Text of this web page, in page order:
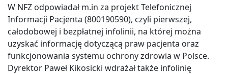
W NFZ odpowiadał m.in za projekt Telefonicznej
Informacji Pacjenta (800190590), czyli pierwszej,
całodobowej i bezpłatnej infolinii, na której można
uzyskać informację dotyczącą praw pacjenta oraz
funkcjonowania systemu ochrony zdrowia w Polsce.
Dyrektor Paweł Kikosicki wdrażał także infolinię